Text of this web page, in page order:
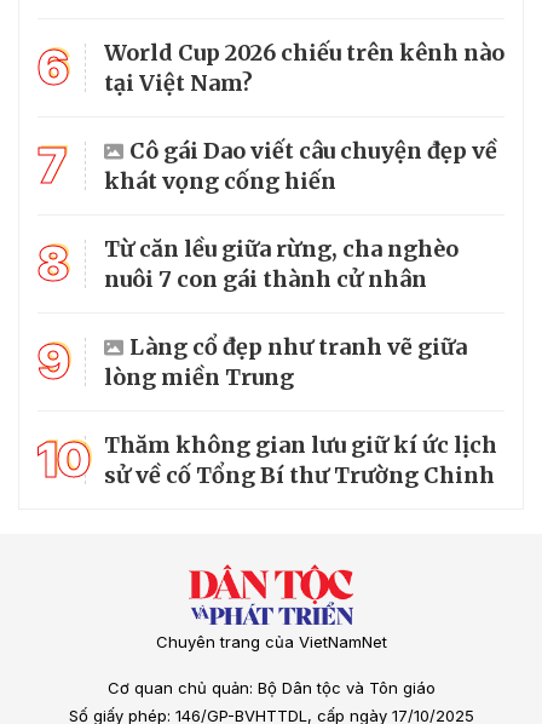
6
World Cup 2026 chiếu trên kênh nào
tại Việt Nam?
7
Cô gái Dao viết câu chuyện đẹp về
khát vọng cống hiến
8
Từ căn lều giữa rừng, cha nghèo
nuôi 7 con gái thành cử nhân
9
Làng cổ đẹp như tranh vẽ giữa
lòng miền Trung
10 Thăm không gian lưu giữ kí ức lịch
sử về cố Tổng Bí thư Trường Chinh
Chuyên trang của VietNamNet
Cơ quan chủ quản: Bộ Dân tộc và Tôn giáo
Số giấy phép: 146/GP-BVHTTDL, cấp ngày 17/10/2025